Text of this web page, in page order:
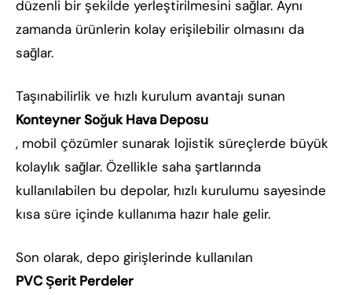
düzenli bir şekilde yerleştirilmesini sağlar. Aynı
zamanda ürünlerin kolay erişilebilir olmasını da
sağlar.
Taşınabilirlik ve hızlı kurulum avantajı sunan
Konteyner Soğuk Hava Deposu
, mobil çözümler sunarak lojistik süreçlerde büyük
kolaylık sağlar. Özellikle saha şartlarında
kullanılabilen bu depolar, hızlı kurulumu sayesinde
kısa süre içinde kullanıma hazır hale gelir.
Son olarak, depo girişlerinde kullanılan
PVC Şerit Perdeler